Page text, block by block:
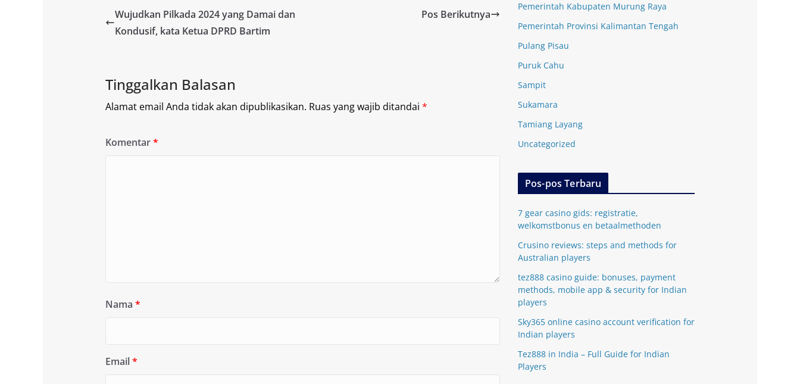
Wujudkan Pilkada 2024 yang Damai dan
Kondusif, kata Ketua DPRD Bartim
Pos Berikutnya
Tinggalkan Balasan
Alamat email Anda tidak akan dipublikasikan. Ruas yang wajib ditandai *
Komentar*
Nama *
Email*
Pemerintah Kabupaten Murung Raya
Pemerintah Provinsi Kalimantan Tengah
Pulang Pisau
Puruk Cahu
Sampit
Sukamara
Tamiang Layang
Uncategorized
Pos-pos Terbaru
7 gear casino gids: registratie,
welkomstbonus en betaalmethoden
Crusino reviews: steps and methods for
Australian players
tez888 casino guide: bonuses, payment
methods, mobile app & security for Indian
players
Sky365 online casino account verification for
Indian players
Tez888 in India – Full Guide for Indian
Players